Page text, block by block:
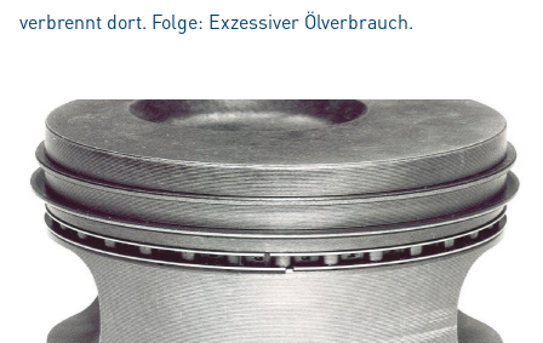
verbrennt dort. Folge: Exzessiver Ölverbrauch.